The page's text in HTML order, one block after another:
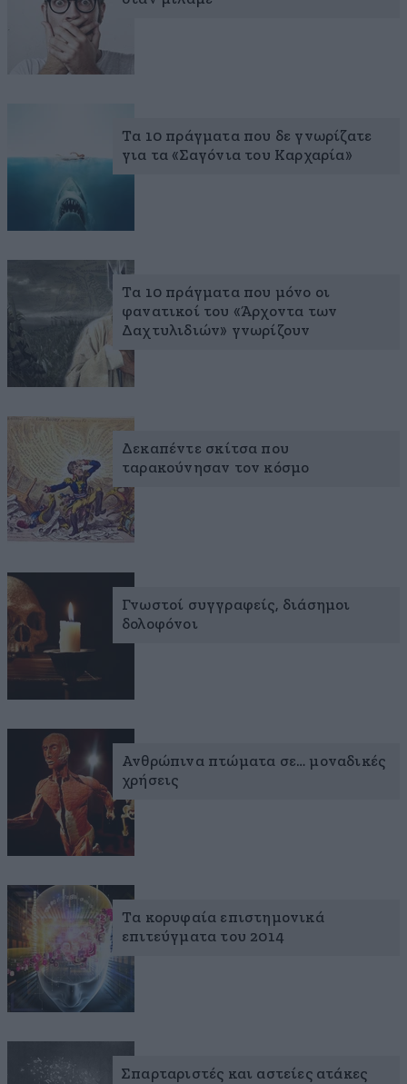
Τα 10 πράγματα που δε γνωρίζατε
για τα «Σαγόνια του Καρχαρία»
Τα 10 πράγματα που μόνο οι
φανατικοί του «Άρχοντα των
Δαχτυλιδιών» γνωρίζουν
Δεκαπέντε σκίτσα που
ταρακούνησαν τον κόσμο
Γνωστοί συγγραφείς, διάσημοι
δολοφόνοι
Ανθρώπινα πτώματα σε… μοναδικές
χρήσεις
Τα κορυφαία επιστημονικά
επιτεύγματα του 2014
Σπαρταριστές και αστείες ατάκες